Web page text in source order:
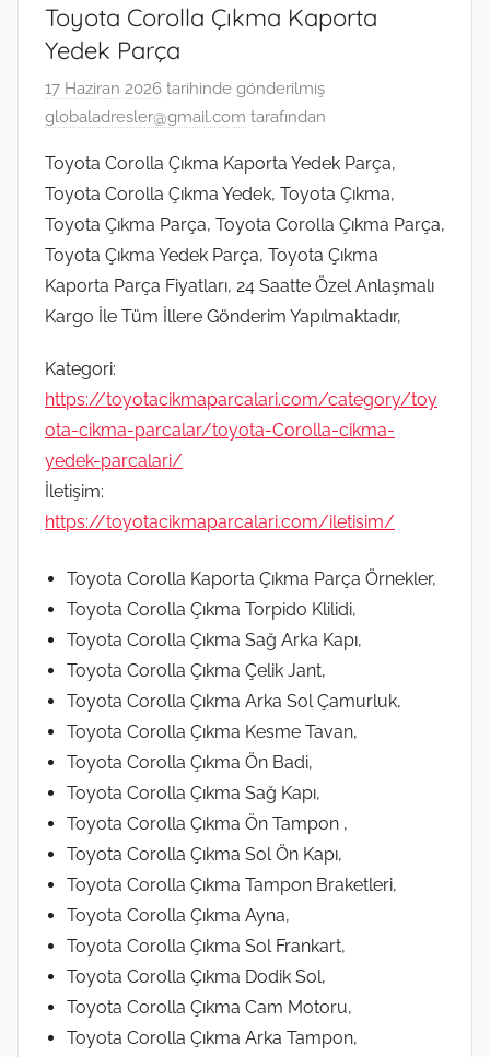
Toyota Corolla Çıkma Kaporta
Yedek Parça
17 Haziran 2026 tarihinde gönderilmiş
globaladresler@gmail.com tarafından
Toyota Corolla Çıkma Kaporta Yedek Parça,
Toyota Corolla Çıkma Yedek, Toyota Çıkma,
Toyota Çıkma Parça, Toyota Corolla Çıkma Parça,
Toyota Çıkma Yedek Parça, Toyota Çıkma
Kaporta Parça Fiyatları, 24 Saatte Özel Anlaşmalı
Kargo İle Tüm İllere Gönderim Yapılmaktadır,
Kategori:
https://toyotacikmaparcalari.com/category/toy
ota-cikma-parcalar/toyota-Corolla-cikma-
yedek-parcalari/
İletişim:
https://toyotacikmaparcalari.com/iletisim/
Toyota Corolla Kaporta Çıkma Parça Örnekler,
Toyota Corolla Çıkma Torpido Klilidi,
Toyota Corolla Çıkma Sağ Arka Kapı,
Toyota Corolla Çıkma Çelik Jant,
Toyota Corolla Çıkma Arka Sol Çamurluk,
Toyota Corolla Çıkma Kesme Tavan,
Toyota Corolla Çıkma Ön Badi,
Toyota Corolla Çıkma Sağ Kapı,
Toyota Corolla Çıkma Ön Tampon ,
Toyota Corolla Çıkma Sol Ön Kapı,
Toyota Corolla Çıkma Tampon Braketleri,
Toyota Corolla Çıkma Ayna,
Toyota Corolla Çıkma Sol Frankart,
Toyota Corolla Çıkma Dodik Sol,
Toyota Corolla Çıkma Cam Motoru,
Toyota Corolla Çıkma Arka Tampon,